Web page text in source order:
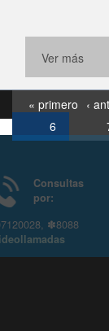
Ver más
« primero ‹
6
6007120028,
y